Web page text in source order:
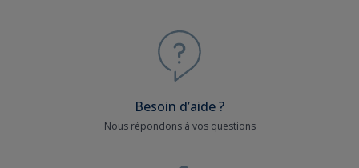
Besoin d’aide ?
Nous répondons à vos questions